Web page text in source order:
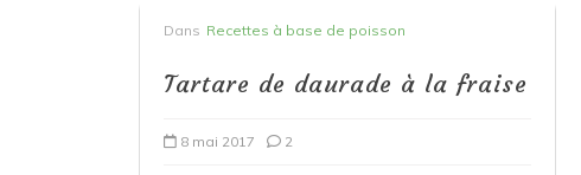
Dans Recettes à base de poisson
Tartare de daurade à la fraise
8 mai 2017 2
Filet de merlan en 2 façons,
fondue de poireau à l’orange